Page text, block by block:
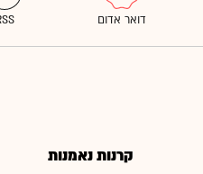
קרנות נאמנות